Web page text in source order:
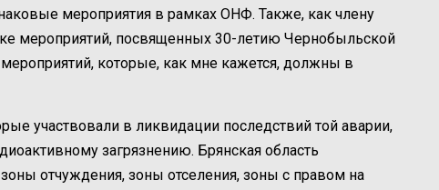
мероприятия в рамках ОНФ. Также, как члену
мероприятий, посвященных 30-летию Чернобыльской
которые, как мне кажется, должны в
участвовали в ликвидации последствий той аварии,
загрязнению. Брянская область
зоны отчуждения, зоны отселения, зоны с правом на